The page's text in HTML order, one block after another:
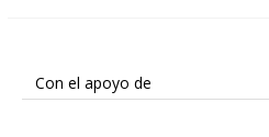
Con el apoyo de